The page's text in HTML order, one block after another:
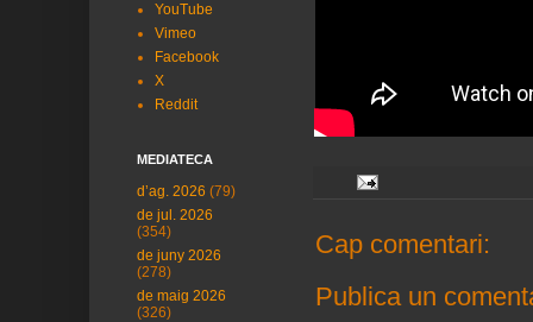
Cap comentari:
Publica un
YouTube
Vimeo
Facebook
X
Reddit
MEDIATECA
d’ag. 2026 (79)
de jul. 2026
(354)
de juny 2026
(278)
de maig 2026
(326)